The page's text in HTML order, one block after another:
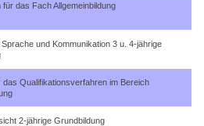
für das Fach Allgemeinbildung
Sprache und Kommunikation 3 u. 4-jährige
das Qualifikationsverfahren im Bereich
2-jährige Grundbildung